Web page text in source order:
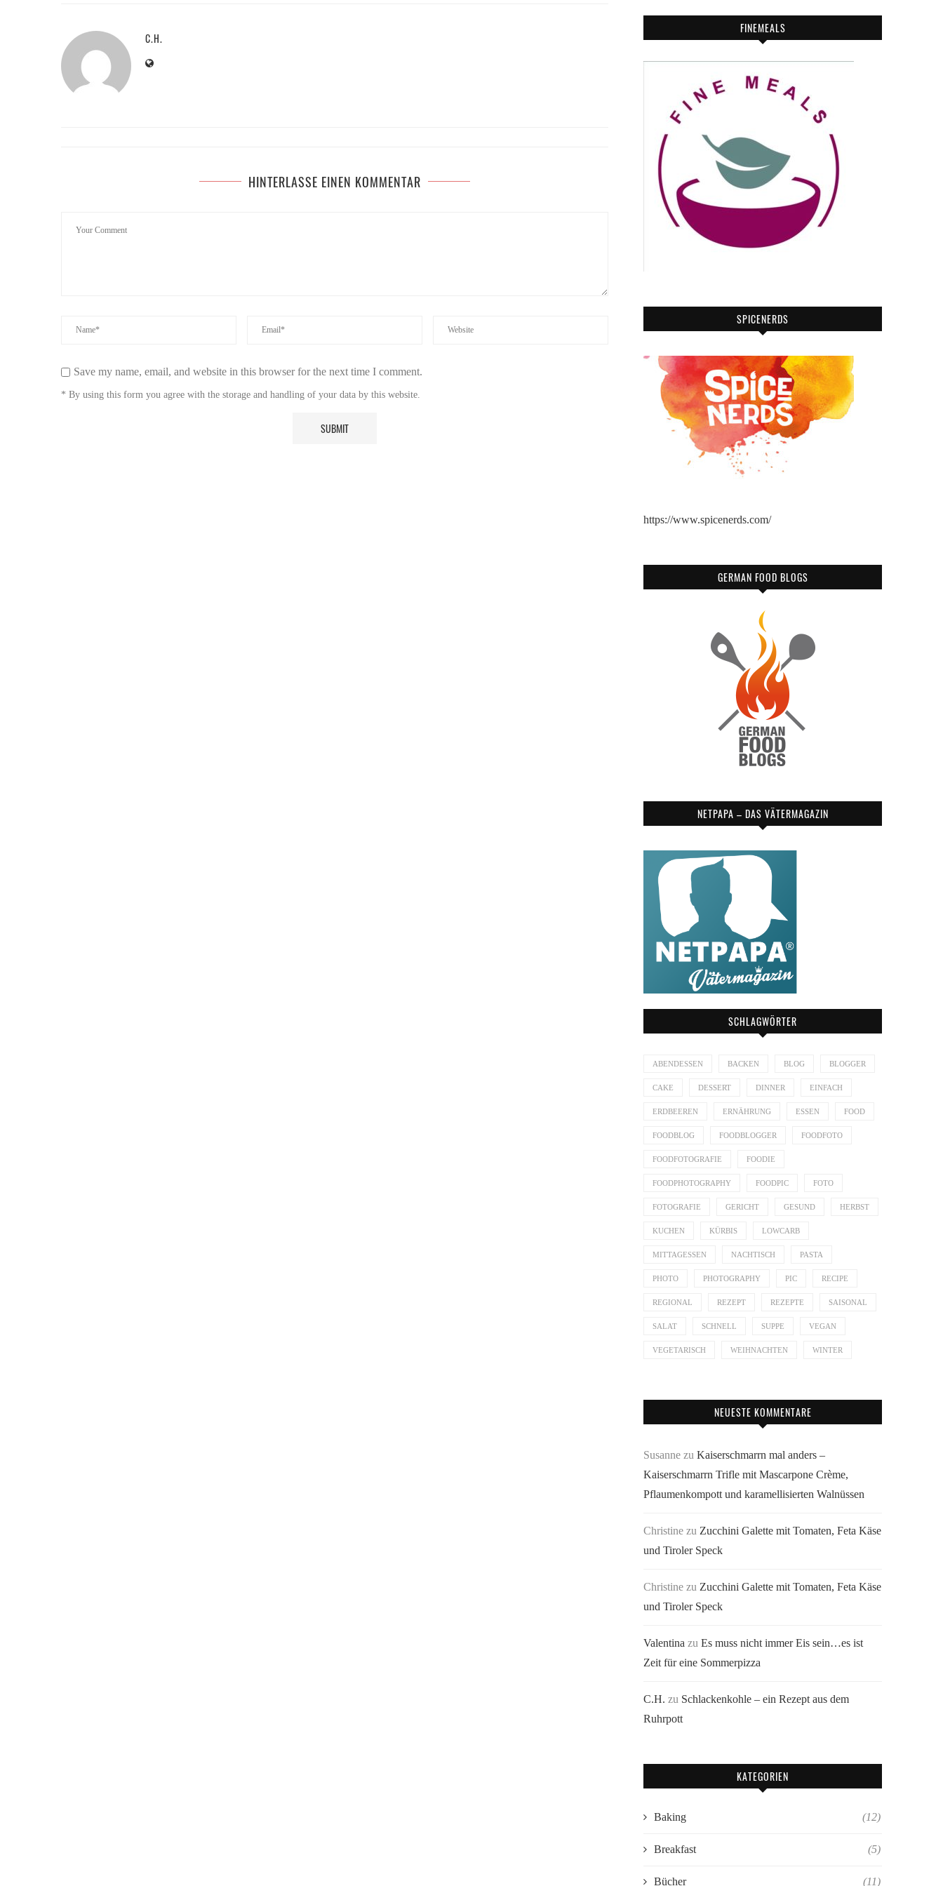
C.H.
HINTERLASSE EINEN KOMMENTAR
Save my name, email, and website in this browser for the next time I comment.
* By using this form you agree with the storage and handling of your data by this website.
FINEMEALS
SPICENERDS
https://www.spicenerds.com/
GERMAN FOOD BLOGS
NETPAPA – DAS VÄTERMAGAZIN
SCHLAGWÖRTER
ABENDESSEN BACKEN BLOG BLOGGER
CAKE DESSERT DINNER EINFACH
ERDBEEREN ERNÄHRUNG ESSEN FOOD
FOODBLOG FOODBLOGGER FOODFOTO
FOODFOTOGRAFIE FOODIE
FOODPHOTOGRAPHY FOODPIC FOTO
FOTOGRAFIE GERICHT GESUND HERBST
KUCHEN KÜRBIS LOWCARB
MITTAGESSEN NACHTISCH PASTA
PHOTO PHOTOGRAPHY PIC RECIPE
REGIONAL REZEPT REZEPTE SAISONAL
SALAT SCHNELL SUPPE VEGAN
VEGETARISCH WEIHNACHTEN WINTER
NEUESTE KOMMENTARE
Susanne zu Kaiserschmarrn mal anders –
Kaiserschmarrn Trifle mit Mascarpone Crème,
Pflaumenkompott und karamellisierten Walnüssen
Christine zu Zucchini Galette mit Tomaten, Feta Käse
und Tiroler Speck
Christine zu Zucchini Galette mit Tomaten, Feta Käse
und Tiroler Speck
Valentina zu Es muss nicht immer Eis sein…es ist
Zeit für eine Sommerpizza
C.H. zu Schlackenkohle – ein Rezept aus dem
Ruhrpott
KATEGORIEN
Baking (12)
Breakfast (5)
Bücher (11)